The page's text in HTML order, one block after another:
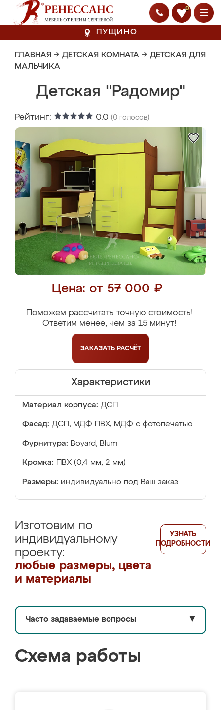
0
ПУЩИНО
ГЛАВНАЯ → ДЕТСКАЯ КОМНАТА → ДЕТСКАЯ ДЛЯ
МАЛЬЧИКА
Детская "Радомир"
Рейтинг: 0.0 (0 голосов)
Цена: от 57 000 ₽
Поможем рассчитать точную стоимость!
Ответим менее, чем за 15 минут!
ЗАКАЗАТЬ РАСЧЁТ
Характеристики
Материал корпуса: ДСП
Фасад: ДСП, МДФ ПВХ, МДФ с фотопечатью
Фурнитура: Boyard, Blum
Кромка: ПВХ (0,4 мм, 2 мм)
Размеры: индивидуально под Ваш заказ
Изготовим по
индивидуальному
проекту:
любые размеры, цвета
и материалы
УЗНАТЬ
ПОДРОБНОСТИ
Часто задаваемые вопросы ▼
Схема работы